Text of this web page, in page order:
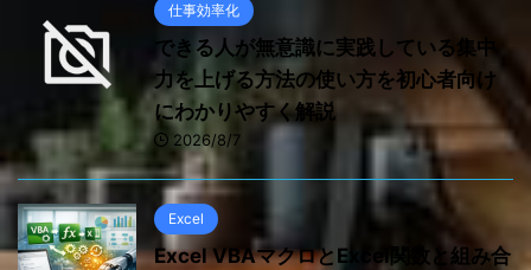
仕事効率化
できる人が無意識に実践している集中
力を上げる方法の使い方を初心者向け
にわかりやすく解説
2026/8/7
Excel
Excel VBAマクロとExcel関数と組み合